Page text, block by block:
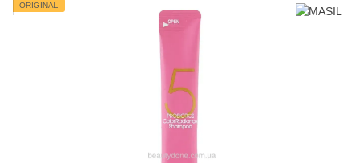
ORIGINAL